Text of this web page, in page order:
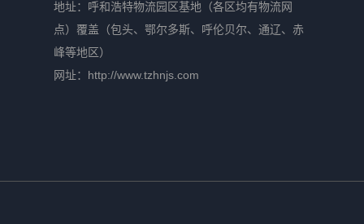
地址：呼和浩特物流园区基地（各区均有物流网
点）覆盖（包头、鄂尔多斯、呼伦贝尔、通辽、赤
峰等地区）
网址：http://www.tzhnjs.com